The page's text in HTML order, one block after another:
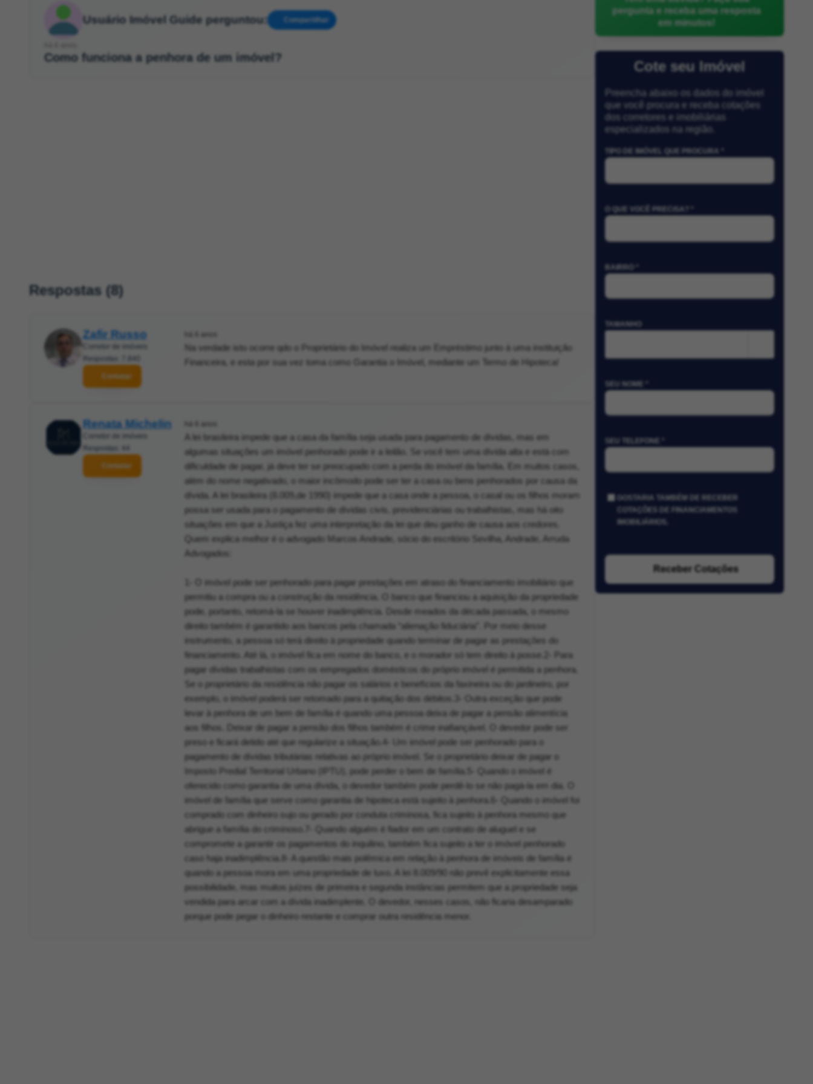
Usuário Imóvel Guide perguntou: Compartilhar
Como funciona a penhora de um imóvel?
Respostas (8)
Zafir Russo
Contatar
Na verdade isto ocorre qdo o Proprietário do Imóvel realiza um Empréstimo junto à uma instituição
Financeira, e esta por sua vez toma como Garantia o Imóvel, mediante um Termo de Hipoteca!
Renata Michelin
Contatar
A lei brasileira impede que a casa da família seja usada para pagamento de dívidas, mas em
algumas situações um imóvel penhorado pode ir a leilão. Se você tem uma dívida alta e está com
dificuldade de pagar, já deve ter se preocupado com a perda do imóvel da família. Em muitos casos,
além do nome negativado, o maior incômodo pode ser ter a casa ou bens penhorados por causa da
dívida. A lei brasileira (8.009,de 1990) impede que a casa onde a pessoa, o casal ou os filhos moram
possa ser usada para o pagamento de dívidas civis, previdenciárias ou trabalhistas, mas há oito
situações em que a Justiça fez uma interpretação da lei que deu ganho de causa aos credores.
Quem explica melhor é o advogado Marcos Andrade, sócio do escritório Sevilha, Andrade, Arruda
Advogados:
1- O imóvel pode ser penhorado para pagar prestações em atraso do financiamento imobiliário que
permitiu a compra ou a construção da residência. O banco que financiou a aquisição da propriedade
pode, portanto, retomá-la se houver inadimplência. Desde meados da década passada, o mesmo
direito também é garantido aos bancos pela chamada “alienação fiduciária”. Por meio desse
instrumento, a pessoa só terá direito à propriedade quando terminar de pagar as prestações do
financiamento. Até lá, o imóvel fica em nome do banco, e o morador só tem direito à posse.2- Para
pagar dívidas trabalhistas com os empregados domésticos do próprio imóvel é permitida a penhora.
Se o proprietário da residência não pagar os salários e benefícios da faxineira ou do jardineiro, por
exemplo, o imóvel poderá ser retomado para a quitação dos débitos.3- Outra exceção que pode
levar à penhora de um bem de família é quando uma pessoa deixa de pagar a pensão alimentícia
aos filhos. Deixar de pagar a pensão dos filhos também é crime inafiançável. O devedor pode ser
preso e ficará detido até que regularize a situação.4- Um imóvel pode ser penhorado para o
pagamento de dívidas tributárias relativas ao próprio imóvel. Se o proprietário deixar de pagar o
Imposto Predial Territorial Urbano (IPTU), pode perder o bem de família.5- Quando o imóvel é
oferecido como garantia de uma dívida, o devedor também pode perdê-lo se não pagá-la em dia. O
imóvel de família que serve como garantia de hipoteca está sujeito à penhora.6- Quando o imóvel foi
comprado com dinheiro sujo ou gerado por conduta criminosa, fica sujeito à penhora mesmo que
abrigue a família do criminoso.7- Quando alguém é fiador em um contrato de aluguel e se
compromete a garantir os pagamentos do inquilino, também fica sujeito a ter o imóvel penhorado
caso haja inadimplência.8- A questão mais polêmica em relação à penhora de imóveis de família é
quando a pessoa mora em uma propriedade de luxo. A lei 8.009/90 não prevê explicitamente essa
possibilidade, mas muitos juízes de primeira e segunda instâncias permitem que a propriedade seja
vendida para arcar com a dívida inadimplente. O devedor, nesses casos, não ficaria desamparado
porque pode pegar o dinheiro restante e comprar outra residência menor.
pergunta e receba uma resposta
em minutos!
Cote seu Imóvel
Preencha abaixo os dados do imóvel
que você procura e receba cotações
dos corretores e imobiliárias
especializados na região.
TIPO DE IMÓVEL QUE PROCURA *
O QUE VOCÊ PRECISA? *
TAMANHO
SEU NOME *
SEU TELEFONE *
GOSTARIA TAMBÉM DE RECEBER
COTAÇÕES DE FINANCIAMENTOS
IMOBILIÁRIOS.
Receber Cotações